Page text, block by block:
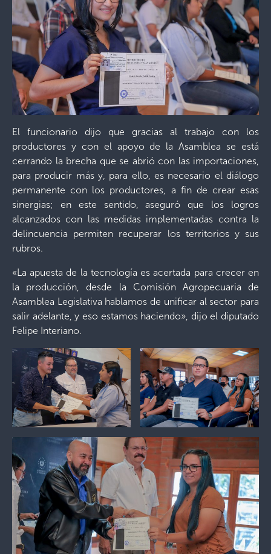
El funcionario dijo que gracias al trabajo con los
productores y con el apoyo de la Asamblea se está
cerrando la brecha que se abrió con las importaciones,
para producir más y, para ello, es necesario el diálogo
permanente con los productores, a fin de crear esas
sinergias; en este sentido, aseguró que los logros
alcanzados con las medidas implementadas contra la
delincuencia permiten recuperar los territorios y sus
rubros.
«La apuesta de la tecnología es acertada para crecer en
la producción, desde la Comisión Agropecuaria de
Asamblea Legislativa hablamos de unificar al sector para
salir adelante, y eso estamos haciendo», dijo el diputado
Felipe Interiano.